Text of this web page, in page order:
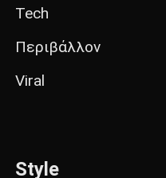
Tech
Περιβάλλον
Viral
Style